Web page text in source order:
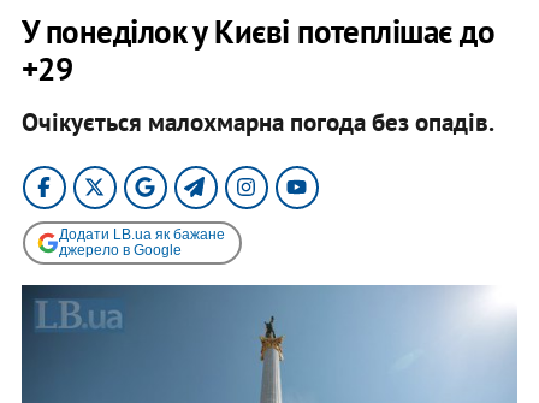
У понеділок у Києві потеплішає до
+29
Очікується малохмарна погода без опадів.
Додати LB.ua як бажане
джерело в Google